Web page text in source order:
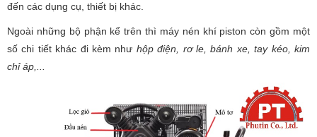
đến các dụng cụ, thiết bị khác.
Ngoài những bộ phận kể trên thì máy nén khí piston còn gồm một
số chi tiết khác đi kèm như hộp điện, rơ le, bánh xe, tay kéo, kim
chỉ áp,...